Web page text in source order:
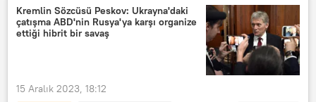
Mariya Zaharova
NATO
Kremlin Sözcüsü Peskov: Ukrayna'daki
çatışma ABD'nin Rusya'ya karşı organize
ettiği hibrit bir savaş
15 Aralık 2023, 18:12